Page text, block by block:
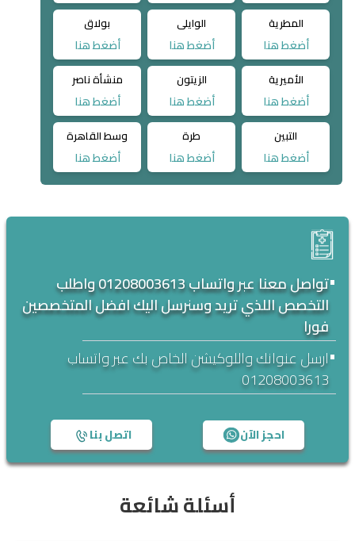
المطرية
أضغط هنا
الوايلى
أضغط هنا
بولاق
أضغط هنا
الأميرية
أضغط هنا
الزيتون
أضغط هنا
منشأة ناصر
أضغط هنا
التبين
أضغط هنا
طرة
أضغط هنا
وسط القاهرة
أضغط هنا
•
تواصل معنا عبر واتساب 01208003613 واطلب
التخصص اللذي تريد وسنرسل اليك افضل المتخصصين
فورا
•ارسل عنوانك واللوكيشن الخاص بك عبر واتساب
01208003613
احجز الآن اتصل بنا
أسئلة شائعة